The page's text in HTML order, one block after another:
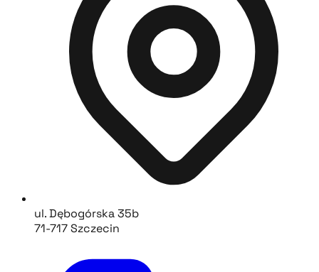
ul. Dębogórska 35b
71-717 Szczecin